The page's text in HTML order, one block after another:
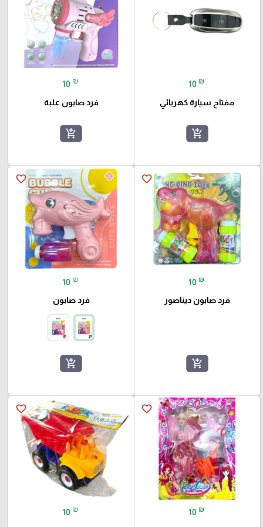
10 ₪
مفتاح سيارة كهربائي
add_shopping_cart
10 ₪
فرد صابون علبة
add_shopping_cart
favorite_border
10 ₪
فرد صابون ديناصور
add_shopping_cart
favorite_border
10 ₪
فرد صابون
add_shopping_cart
favorite_border
10 ₪
favorite_border
10 ₪